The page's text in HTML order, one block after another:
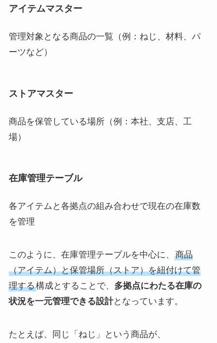
アイテムマスター
管理対象となる商品の一覧（例：ねじ、材料、パ
ーツなど）
ストアマスター
商品を保管している場所（例：本社、支店、工
場）
在庫管理テーブル
各アイテムと各拠点の組み合わせで現在の在庫数
を管理
このように、在庫管理テーブルを中心に、 商品
（アイテム）と保管場所（ストア）を紐付けて管
理する構成とすることで、 多拠点にわたる在庫の
状況を一元管理できる設計となっています。
たとえば、同じ「ねじ」という商品が、